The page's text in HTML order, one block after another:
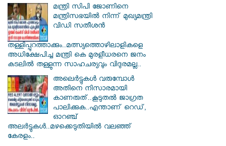
മന്ത്രി സിപി ജോണിനെ
മന്ത്രിസഭയില്‍ നിന്ന് മുഖ്യമന്ത്രി
വിഡി സതീശന്‍
തള്ളിപ്പുറത്താക്കും..മത്സ്യത്തൊഴിലാളികളെ
അധിക്ഷേപിച്ച മന്ത്രി കെ മുരളീധരനെ ജനം
കടലില്‍ തള്ളുന്ന സാഹചര്യവും വിദുരമല്ല..
അലെർട്ടുകൾ വരുമ്പോൾ
അതിനെ നിസാരമായി
കാണരുത്..കൂടുതൽ ജാഗ്രത
പാലിക്കുക..എന്താണ് റെഡ്,
ഓറഞ്ച്
അലർട്ടുകൾ..മഴക്കെടുതിയിൽ വലഞ്ഞ്
കേരളം..